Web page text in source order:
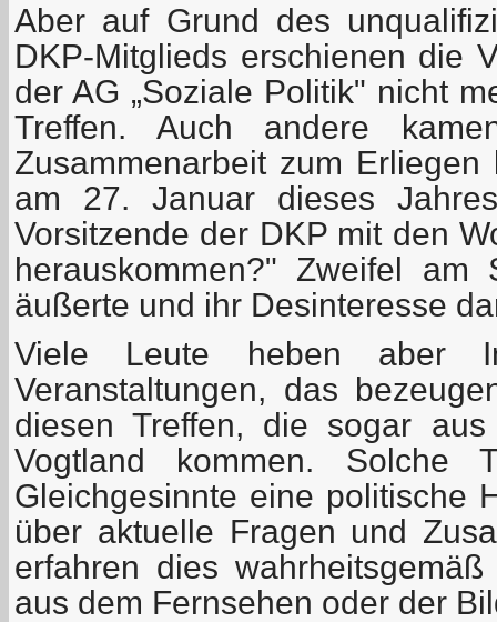
Aber auf Grund des
DKP-Mitglieds erschienen die
der AG „Soziale Politik" nicht
Treffen. Auch andere
Zusammenarbeit zum
am 27. Januar dieses
Vorsitzende der DKP mit den
herauskommen?" Zweifel am
äußerte und ihr Desinteresse
Viele Leute heben aber
Veranstaltungen, das
diesen Treffen, die sogar
Vogtland kommen. Solche
Gleichgesinnte eine politische
über aktuelle Fragen und
erfahren dies
aus dem Fernsehen oder der